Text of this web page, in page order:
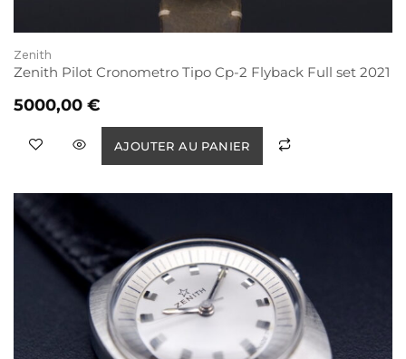
Zenith
Zenith Pilot Cronometro Tipo Cp-2 Flyback Full set 2021
5000,00 €
AJOUTER AU PANIER